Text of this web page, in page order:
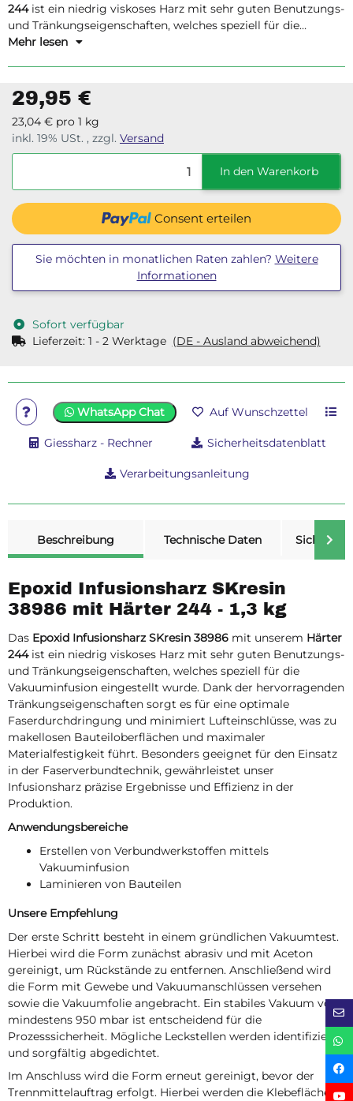
244ist ein niedrig viskoses Harz mit sehr guten Benutzungs-
und Tränkungseigenschaften, welches speziell für die
Vakuuminfusion eingestellt wurde. Dank der hervorragenden
makellosen Bauteiloberflächen und maximaler
Materialfestigkeit führt. Besonders geeignet für den Einsatz
in der Faserverbundtechnik, gewährleistet unser
Infusionsharz präzise Ergebnisse und Effizienz in der
Produktion.
Mehr lesen
29,95 €
23,04 € pro 1 kg
inkl. 19% USt. , zzgl. Versand
In den Warenkorb
Consent erteilen
Sie möchten in monatlichen Raten zahlen? Weitere
Informationen
Sofort verfügbar
Lieferzeit: 1 - 2 Werktage (DE - Ausland abweichend)
WhatsApp Chat Auf Wunschzettel
Giessharz - Rechner Sicherheitsdatenblatt
Verarbeitungsanleitung
Beschreibung
Technische Daten
Epoxid Infusionsharz SKresin
38986 mit Härter 244 - 1,3 kg
Das Epoxid Infusionsharz SKresin 38986 mit unserem Härter
244ist ein niedrig viskoses Harz mit sehr guten Benutzungs-
und Tränkungseigenschaften, welches speziell für die
Vakuuminfusion eingestellt wurde. Dank der hervorragenden
Tränkungseigenschaften sorgt es für eine optimale
Faserdurchdringung und minimiert Lufteinschlüsse, was zu
makellosen Bauteiloberflächen und maximaler
Materialfestigkeit führt. Besonders geeignet für den Einsatz
in der Faserverbundtechnik, gewährleistet unser
Infusionsharz präzise Ergebnisse und Effizienz in der
Produktion.
Anwendungsbereiche
Erstellen von Verbundwerkstoffen mittels
Vakuuminfusion
Laminieren von Bauteilen
Unsere Empfehlung
Der erste Schritt besteht in einem gründlichen Vakuumtest.
Hierbei wird die Form zunächst abrasiv und mit Aceton
gereinigt, um Rückstände zu entfernen. Anschließend wird
die Form mit Gewebe und Vakuumanschlüssen versehen
sowie die Vakuumfolie angebracht. Ein stabiles Vakuum von
mindestens 950 mbar ist entscheidend für die
Prozesssicherheit. Mögliche Leckstellen werden identifiziert
und sorgfältig abgedichtet.
Im Anschluss wird die Form erneut gereinigt, bevor der
Trennmittelauftrag erfolgt. Hierbei werden die Klebeflächen